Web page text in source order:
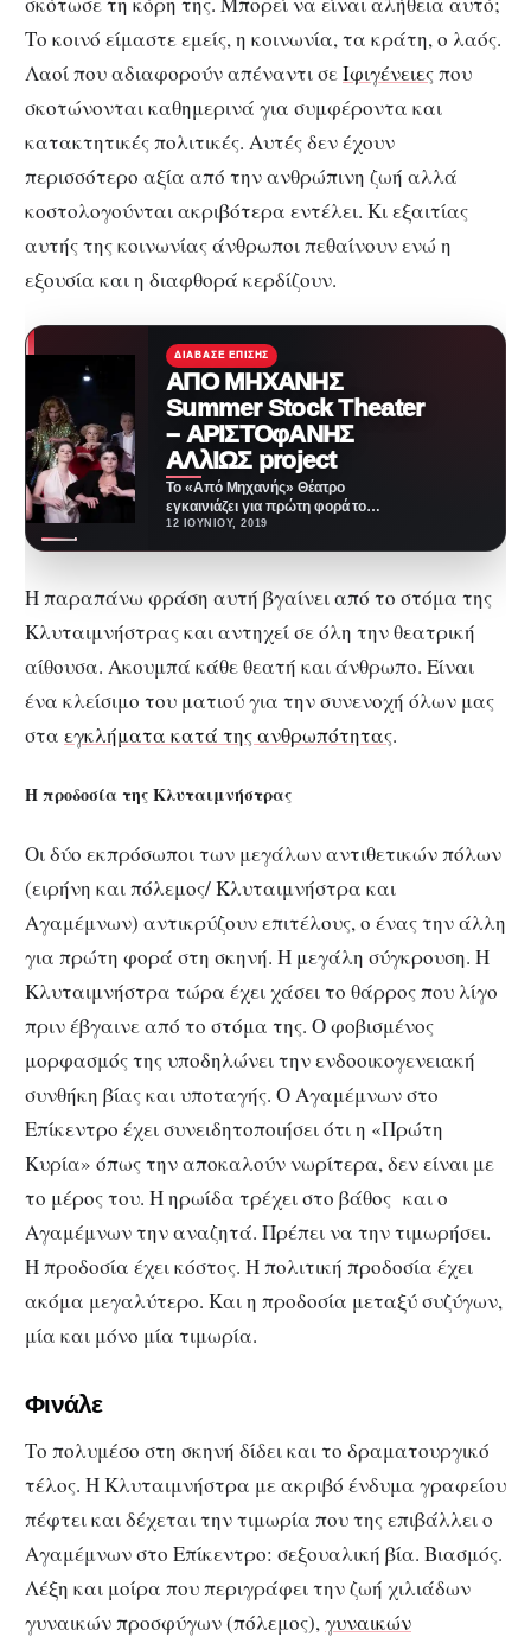
Το κοινό είμαστε εμείς, η κοινωνία, τα κράτη, ο λαός.
Λαοί που αδιαφορούν απέναντι σεΙφιγένειεςπου
σκοτώνονται καθημερινά για συμφέροντα και
κατακτητικές πολιτικές. Αυτές δεν έχουν
περισσότερο αξία από την ανθρώπινη ζωή αλλά
κοστολογούνται ακριβότερα εντέλει. Κι εξαιτίας
αυτής της κοινωνίας άνθρωποι πεθαίνουν ενώ η
εξουσία και η διαφθορά κερδίζουν.
ΔΙΆΒΑΣΕ ΕΠΊΣΗΣ
ΑΠΟ ΜΗΧΑΝΗΣ
Summer Stock Theater
– ΑΡΙΣΤΟφΑΝΗΣ
ΑΛλΙΩΣ project
Το «Από Μηχανής» Θέατρο
εγκαινιάζει για πρώτη φορά το
θεσμό «Summer Stock Theatre»
12 ΙΟΥΝΊΟΥ, 2019
Η παραπάνω φράση αυτή βγαίνει από το στόμα της
Κλυταιμνήστρας και αντηχεί σε όλη την θεατρική
αίθουσα. Ακουμπά κάθε θεατή και άνθρωπο. Είναι
ένα κλείσιμο του ματιού για την συνενοχή όλων μας
στα εγκλήματα κατά της ανθρωπότητας.
Η προδοσία της Κλυταιμνήστρας
Οι δύο εκπρόσωποι των μεγάλων αντιθετικών πόλων
(ειρήνη και πόλεμος/ Κλυταιμνήστρα και
Αγαμέμνων) αντικρύζουν επιτέλους, ο ένας την άλλη
για πρώτη φορά στη σκηνή. Η μεγάλη σύγκρουση. Η
Κλυταιμνήστρα τώρα έχει χάσει το θάρρος που λίγο
πριν έβγαινε από το στόμα της. Ο φοβισμένος
μορφασμός της υποδηλώνει την ενδοοικογενειακή
συνθήκη βίας και υποταγής. Ο Αγαμέμνων στο
Επίκεντρο έχει συνειδητοποιήσει ότι η «Πρώτη
Κυρία» όπως την αποκαλούν νωρίτερα, δεν είναι με
το μέρος του. Η ηρωίδα τρέχει στο βάθος και ο
Αγαμέμνων την αναζητά. Πρέπει να την τιμωρήσει.
Η προδοσία έχει κόστος. Η πολιτική προδοσία έχει
ακόμα μεγαλύτερο. Και η προδοσία μεταξύ συζύγων,
μία και μόνο μία τιμωρία.
Φινάλε
Το πολυμέσο στη σκηνή δίδει και το δραματουργικό
τέλος. Η Κλυταιμνήστρα με ακριβό ένδυμα γραφείου
πέφτει και δέχεται την τιμωρία που της επιβάλλει ο
Αγαμέμνων στο Επίκεντρο: σεξουαλική βία. Βιασμός.
Λέξη και μοίρα που περιγράφει την ζωή χιλιάδων
γυναικών προσφύγων (πόλεμος),γυναικών